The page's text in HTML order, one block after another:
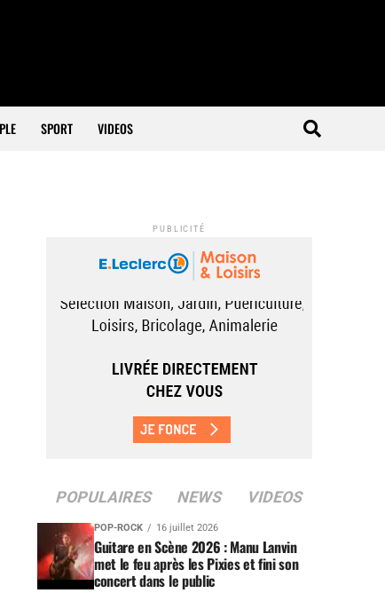
SPORT VIDEOS
PUBLICITÉ
POPULAIRES NEWS VIDEOS
POP-ROCK 16 juillet 2026
Guitare en Scène 2026 : Manu Lanvin
met le feu après les Pixies et fini son
concert dans le public